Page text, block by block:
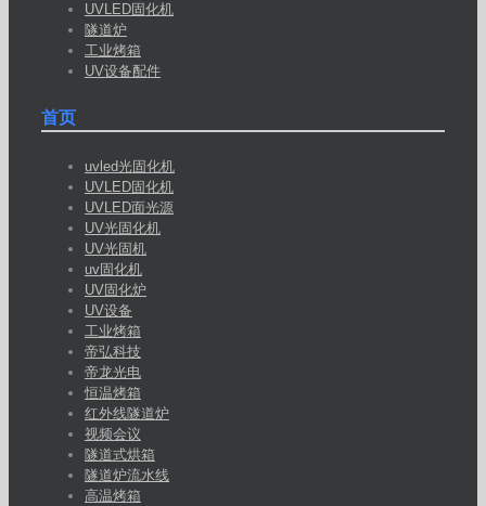
UVLED固化机
隧道炉
工业烤箱
UV设备配件
首页
uvled光固化机
UVLED固化机
UVLED面光源
UV光固化机
UV光固机
uv固化机
UV固化炉
UV设备
工业烤箱
帝弘科技
帝龙光电
恒温烤箱
红外线隧道炉
视频会议
隧道式烘箱
隧道炉流水线
高温烤箱